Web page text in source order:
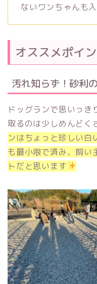
ないワンちゃんも
オススメポイ
汚れ知らず！砂利
ドッグランで思いっき
取るのは少しめんどく
ンはちょっと珍しい白
も最小限で済み、飼い
トだと思います